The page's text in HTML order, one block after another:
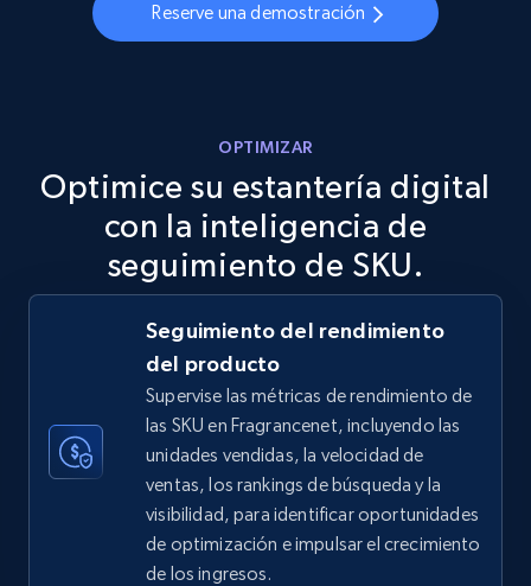
URL, Final price, Sku, Currency, Gtin,
Specifications, Image urls, Top reviews, and
URL, Title, Available, Description, Currency, Initial
TikTok Shop - category
URL, Title, Available, Description, Currency, Initial
price, Final price, Discount percent, and more.
Reserve una demostración
OPTIMIZAR
Optimice su estantería digital
con la inteligencia de
seguimiento de SKU.
Seguimiento del rendimiento
del producto
Supervise las métricas de rendimiento de
las SKU en Fragrancenet, incluyendo las
unidades vendidas, la velocidad de
ventas, los rankings de búsqueda y la
visibilidad, para identificar oportunidades
de optimización e impulsar el crecimiento
de los ingresos.